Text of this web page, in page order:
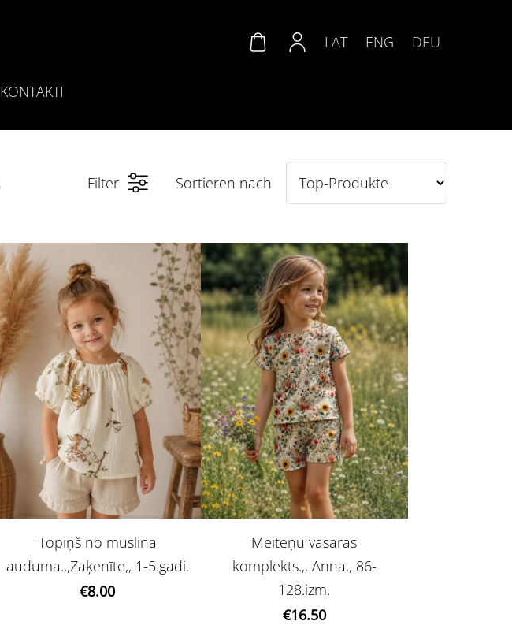
KONTAKTI
LAT ENG DEU
Filter Sortieren nach
Topiņš no muslina
auduma.,,Zaķenīte,, 1-5.gadi.
€8.00
Meiteņu vasaras
komplekts.,, Anna,, 86-
128.izm.
€16.50